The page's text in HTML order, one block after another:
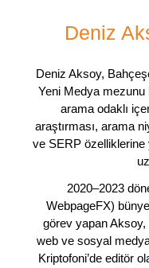
Deniz
Deniz Aksoy,
Yeni Medya mezunu
arama odaklı
araştırması, arama
ve SERP özelliklerine
2020–2023
WebpageFX)
görev yapan
web ve sosyal
Kriptofoni’de editör